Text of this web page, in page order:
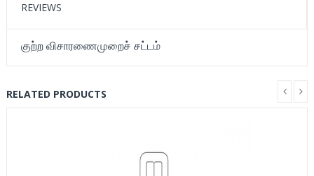
REVIEWS
குற்ற விசாரணைமுறைச் சட்டம்
RELATED PRODUCTS